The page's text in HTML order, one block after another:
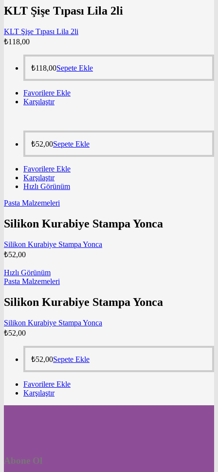
KLT Şişe Tıpası Lila 2li
KLT Şişe Tıpası Lila 2li
₺118,00
₺118,00Sepete Ekle
Favorilere Ekle
Karşılaştır
₺52,00Sepete Ekle
Favorilere Ekle
Karşılaştır
Hızlı Görünüm
Pasta Malzemeleri
Silikon Kurabiye Stampa Yonca
Silikon Kurabiye Stampa Yonca
₺52,00
Hızlı Görünüm
Pasta Malzemeleri
Silikon Kurabiye Stampa Yonca
Silikon Kurabiye Stampa Yonca
₺52,00
₺52,00Sepete Ekle
Favorilere Ekle
Karşılaştır
Abone Ol